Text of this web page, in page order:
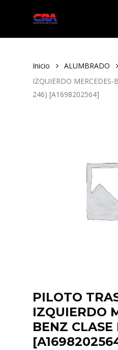
Inicio ALUMBRADO
IZQUIERDO MERCEDES-
246) [A1698202564]
PILOTO
IZQUIERDO
BENZ